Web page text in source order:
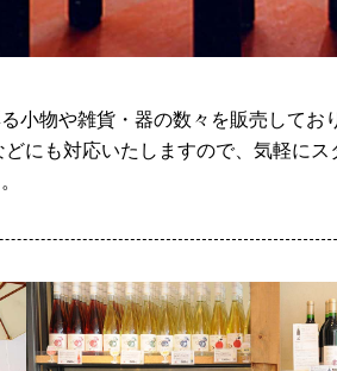
小物や雑貨・器の数々を販売して
にも対応いたしますので、気軽に